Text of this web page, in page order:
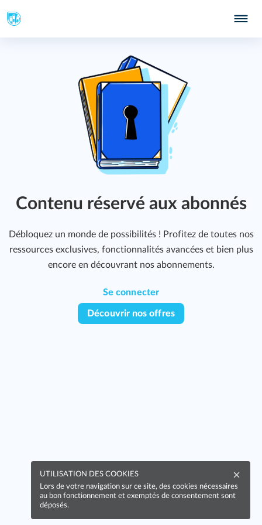
Contenu réservé aux abonnés
Débloquez un monde de possibilités ! Profitez de toutes nos
ressources exclusives, fonctionnalités avancées et bien plus
encore en découvrant nos abonnements.
Se connecter
Découvrir nos offres
UTILISATION DES COOKIES
Lors de votre navigation sur ce site, des cookies nécessaires
au bon fonctionnement et exemptés de consentement sont
déposés.